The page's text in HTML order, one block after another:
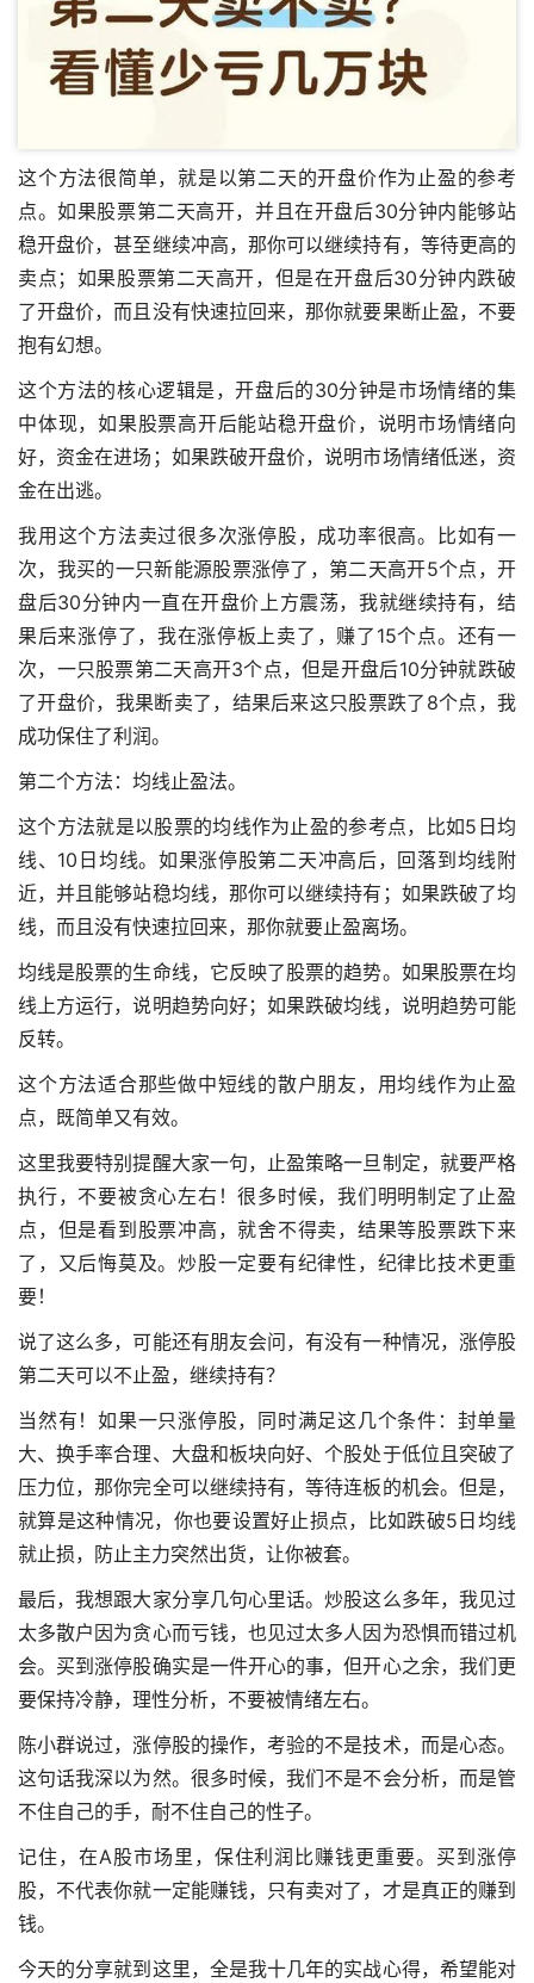
这个方法很简单，就是以第二天的开盘价作为止盈的参考
点。如果股票第二天高开，并且在开盘后30分钟内能够站
稳开盘价，甚至继续冲高，那你可以继续持有，等待更高的
卖点；如果股票第二天高开，但是在开盘后30分钟内跌破
了开盘价，而且没有快速拉回来，那你就要果断止盈，不要
抱有幻想。
这个方法的核心逻辑是，开盘后的30分钟是市场情绪的集
中体现，如果股票高开后能站稳开盘价，说明市场情绪向
好，资金在进场；如果跌破开盘价，说明市场情绪低迷，资
金在出逃。
我用这个方法卖过很多次涨停股，成功率很高。比如有一
次，我买的一只新能源股票涨停了，第二天高开5个点，开
盘后30分钟内一直在开盘价上方震荡，我就继续持有，结
果后来涨停了，我在涨停板上卖了，赚了15个点。还有一
次，一只股票第二天高开3个点，但是开盘后10分钟就跌破
了开盘价，我果断卖了，结果后来这只股票跌了8个点，我
成功保住了利润。
第二个方法：均线止盈法。
这个方法就是以股票的均线作为止盈的参考点，比如5日均
线、10日均线。如果涨停股第二天冲高后，回落到均线附
近，并且能够站稳均线，那你可以继续持有；如果跌破了均
线，而且没有快速拉回来，那你就要止盈离场。
均线是股票的生命线，它反映了股票的趋势。如果股票在均
线上方运行，说明趋势向好；如果跌破均线，说明趋势可能
反转。
这个方法适合那些做中短线的散户朋友，用均线作为止盈
点，既简单又有效。
这里我要特别提醒大家一句，止盈策略一旦制定，就要严格
执行，不要被贪心左右！很多时候，我们明明制定了止盈
点，但是看到股票冲高，就舍不得卖，结果等股票跌下来
了，又后悔莫及。炒股一定要有纪律性，纪律比技术更重
要！
说了这么多，可能还有朋友会问，有没有一种情况，涨停股
第二天可以不止盈，继续持有？
当然有！如果一只涨停股，同时满足这几个条件：封单量
大、换手率合理、大盘和板块向好、个股处于低位且突破了
压力位，那你完全可以继续持有，等待连板的机会。但是，
就算是这种情况，你也要设置好止损点，比如跌破5日均线
就止损，防止主力突然出货，让你被套。
最后，我想跟大家分享几句心里话。炒股这么多年，我见过
太多散户因为贪心而亏钱，也见过太多人因为恐惧而错过机
会。买到涨停股确实是一件开心的事，但开心之余，我们更
要保持冷静，理性分析，不要被情绪左右。
陈小群说过，涨停股的操作，考验的不是技术，而是心态。
这句话我深以为然。很多时候，我们不是不会分析，而是管
不住自己的手，耐不住自己的性子。
记住，在A股市场里，保住利润比赚钱更重要。买到涨停
股，不代表你就一定能赚钱，只有卖对了，才是真正的赚到
钱。
今天的分享就到这里，全是我十几年的实战心得，希望能对